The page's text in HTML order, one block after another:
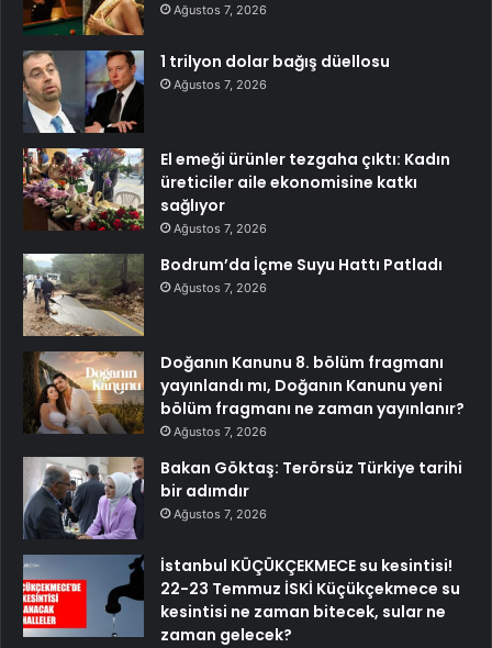
Ağustos 7, 2026
1 trilyon dolar bağış düellosu
Ağustos 7, 2026
El emeği ürünler tezgaha çıktı: Kadın
üreticiler aile ekonomisine katkı
sağlıyor
Ağustos 7, 2026
Bodrum’da İçme Suyu Hattı Patladı
Ağustos 7, 2026
Doğanın Kanunu 8. bölüm fragmanı
yayınlandı mı, Doğanın Kanunu yeni
bölüm fragmanı ne zaman yayınlanır?
Ağustos 7, 2026
Bakan Göktaş: Terörsüz Türkiye tarihi
bir adımdır
Ağustos 7, 2026
İstanbul KÜÇÜKÇEKMECE su kesintisi!
22-23 Temmuz İSKİ Küçükçekmece su
kesintisi ne zaman bitecek, sular ne
zaman gelecek?